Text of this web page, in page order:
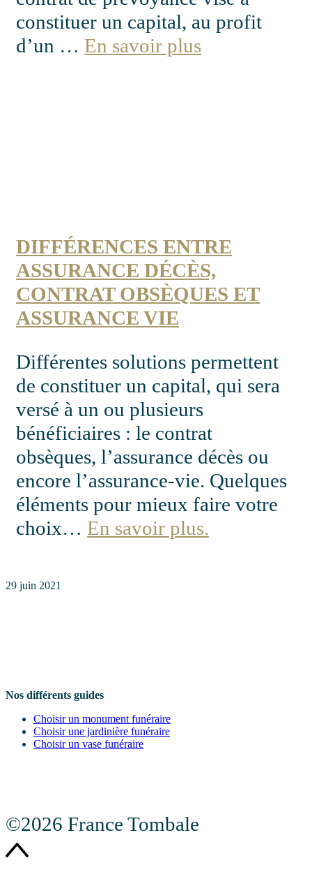
constituer un capital, au profit
d’un … En savoir plus
DIFFÉRENCES ENTRE
ASSURANCE DÉCÈS,
CONTRAT OBSÈQUES ET
ASSURANCE VIE
Différentes solutions permettent
de constituer un capital, qui sera
versé à un ou plusieurs
bénéficiaires : le contrat
obsèques, l’assurance décès ou
encore l’assurance-vie. Quelques
éléments pour mieux faire votre
choix… En savoir plus.
29 juin 2021
Nos différents guides
Choisir un monument funéraire
Choisir une jardinière funéraire
Choisir un vase funéraire
©2026 France Tombale